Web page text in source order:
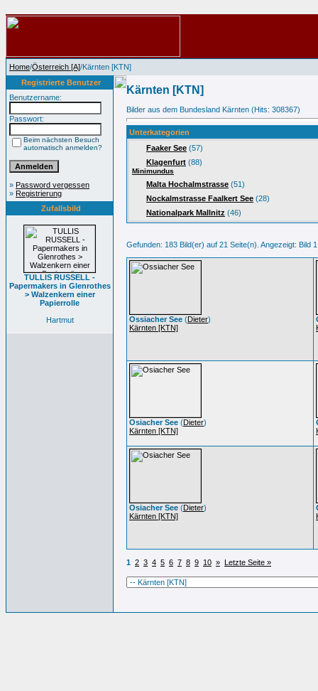
Home/Österreich [A]/Kärnten [KTN]
Registrierte Benutzer
Benutzername:
Passwort:
Beim nächsten Besuch
automatisch anmelden?
» Password vergessen
» Registrierung
Zufallsbild
TULLIS RUSSELL -
Papermakers in Glenrothes
> Walzenkern einer
Papierrolle
Hartmut
Kärnten [KTN]
Bilder aus dem Bundesland Kärnten (Hits: 308367)
Unterkategorien
Faaker See (57)
Klagenfurt (88)
Minimundus
Malta Hochalmstrasse (51)
Nockalmstrasse Faalkert See (28)
Nationalpark Mallnitz (46)
Gefunden: 183 Bild(er) auf 21 Seite(n). Angezeigt: Bild
Ossiacher See (Dieter)
Kärnten [KTN]
Osiacher See (Dieter)
Kärnten [KTN]
Osiacher See (Dieter)
Kärnten [KTN]
1 2 3 4 5 6 7 8 9 10 » Letzte Seite »